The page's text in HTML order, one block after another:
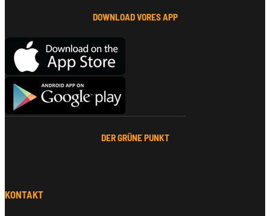
DOWNLOAD VORES APP
DER GRÜNE PUNKT
KONTAKT